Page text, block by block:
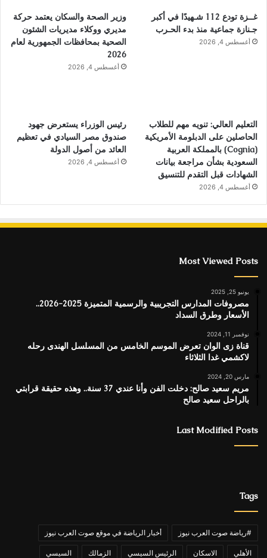
غــزة تودع 112 شـهيدًا في أكبر
جـنازة جماعية منذ بدء الحـرب
أغسطس 4, 2026
وزير الصحة والسكان يعتمد حركة
مديري ووكلاء مديريات الشئون
الصحية بمحافظات الجمهورية لعام
2026
أغسطس 4, 2026
التعليم العالي: تنويه مهم للطلاب
الحاصلين على الدبلومة الأمريكية
(Cognia) بالمملكة العربية
السعودية بشأن مراجعة بيانات
الشهادات قبل التقدم للتنسيق
أغسطس 4, 2026
رئيس الوزراء يستعرض جهود
صندوق مصر السيادي في تعظيم
العائد من أصول الدولة
أغسطس 4, 2026
Most Viewed Posts
يونيو 25, 2025
مصروفات المدارس التجريبية والرسمية المتميزة 2025-2026..
الأسعار وطرق السداد
نوفمبر 11, 2024
قناة زى الوان تعرض الموسم الخامس من المسلسل الهندى رحله
لاكشمي غدا الثلاثاء
مارس 20, 2024
مريم سعيد صالح: دخلت الفن وأنا عندي 37 سنة.. وهذه حقيقة قرابتي
بالراحل سعيد صالح
Last Modified Posts
Tags
#رياضة صوت العرب نيوز أخبار الرياضة في موقع صوت العرب نيوز
الأهلي الاسكان الرئيس السيسي الزمالك السيسي